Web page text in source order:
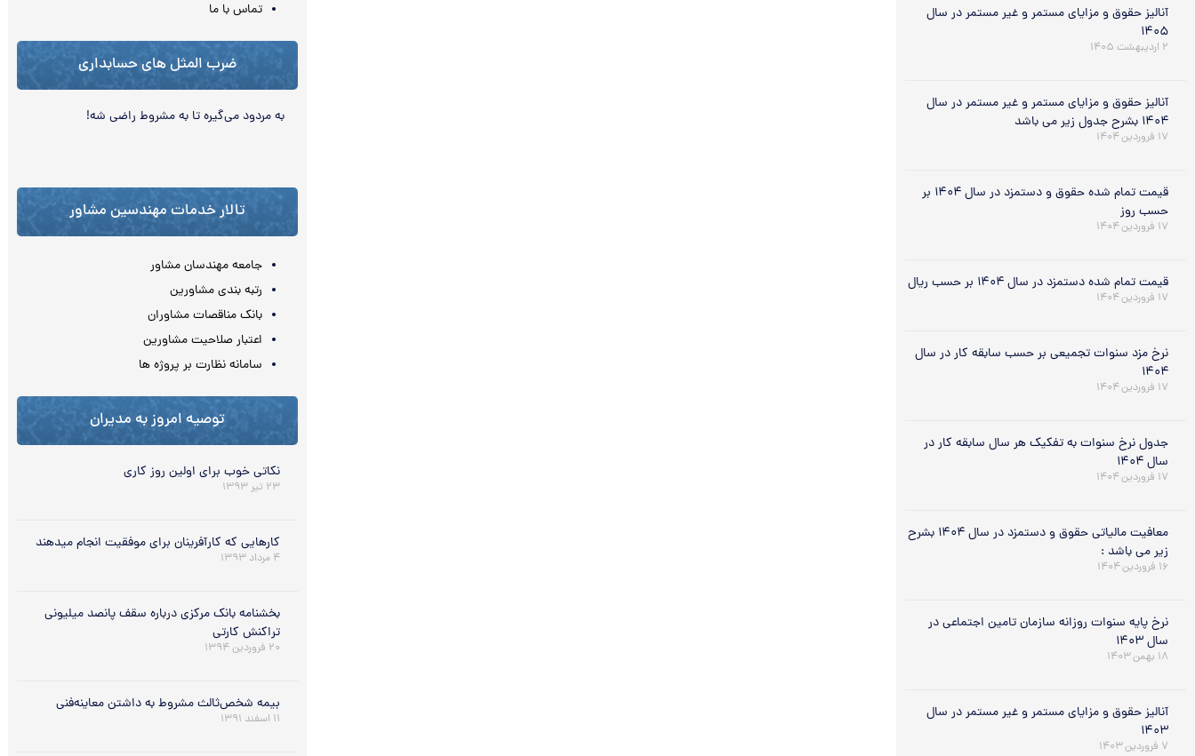
آنالیز حقوق و مزایای مستمر و غیر مستمر در سال
۱۴۰۵
۲ اردیبهشت ۱۴۰۵
آنالیز حقوق و مزایای مستمر و غیر مستمر در سال
۱۴۰۴ بشرح جدول زیر می باشد
۱۷ فروردین ۱۴۰۴
قیمت تمام شده حقوق و دستمزد در سال ۱۴۰۴ بر
حسب روز
۱۷ فروردین ۱۴۰۴
قیمت تمام شده دستمزد در سال ۱۴۰۴ بر حسب ریال
۱۷ فروردین ۱۴۰۴
نرخ مزد سنوات تجمیعی بر حسب سابقه کار در سال
۱۴۰۴
۱۷ فروردین ۱۴۰۴
جدول نرخ سنوات به تفکیک هر سال سابقه کار در
سال ۱۴۰۴
۱۷ فروردین ۱۴۰۴
معافیت مالیاتی حقوق و دستمزد در سال ۱۴۰۴ بشرح
زیر می باشد :
۱۶ فروردین ۱۴۰۴
نرخ پایه سنوات روزانه سازمان تامین اجتماعی در
سال ۱۴۰۳
۱۸ بهمن ۱۴۰۳
آنالیز حقوق و مزایای مستمر و غیر مستمر در سال
۱۴۰۳
۷ فروردین ۱۴۰۳
تماس با ما
ضرب المثل های حسابداری
به مردود می‌گیره تا به مشروط راضی شه!
تالار خدمات مهندسین مشاور
جامعه مهندسان مشاور
رتبه بندی مشاورین
بانک مناقصات مشاوران
اعتبار صلاحیت مشاورین
سامانه نظارت بر پروژه ها
توصیه امروز به مدیران
نکاتی خوب برای اولین روز کاری
۲۳ تیر ۱۳۹۳
کارهایی که کارآفرینان برای موفقیت انجام میدهند
۴ مرداد ۱۳۹۳
بخشنامه بانک مرکزی درباره سقف پانصد میلیونی
تراکنش کارتی
۲۰ فروردین ۱۳۹۴
بیمه شخص‌ثالث مشروط به داشتن معاینه‌فنی
۱۱ اسفند ۱۳۹۱